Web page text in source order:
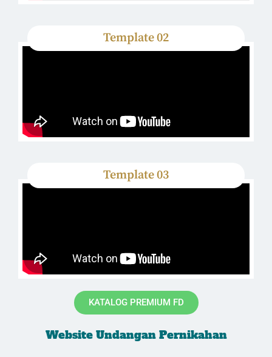
Template 02
Template 03
KATALOG PREMIUM FD
Website Undangan Pernikahan